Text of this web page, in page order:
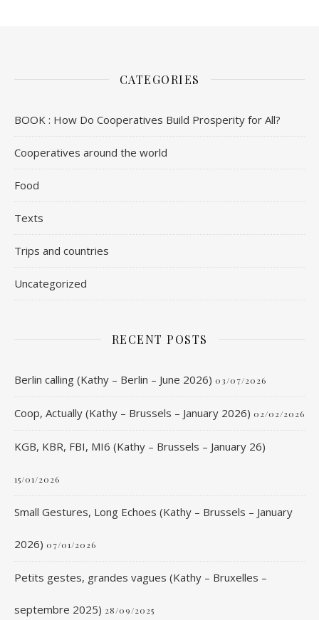
CATEGORIES
BOOK : How Do Cooperatives Build Prosperity for All?
Cooperatives around the world
Food
Texts
Trips and countries
Uncategorized
RECENT POSTS
Berlin calling (Kathy – Berlin – June 2026) 03/07/2026
Coop, Actually (Kathy – Brussels – January 2026) 02/02/2026
KGB, KBR, FBI, MI6 (Kathy – Brussels – January 26)
15/01/2026
Small Gestures, Long Echoes (Kathy – Brussels – January
2026) 07/01/2026
Petits gestes, grandes vagues (Kathy – Bruxelles –
septembre 2025) 28/09/2025